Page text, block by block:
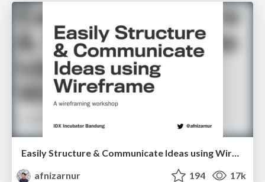
Easily Structure & Communicate Ideas using Wireframe
afnizarnur
194 17k